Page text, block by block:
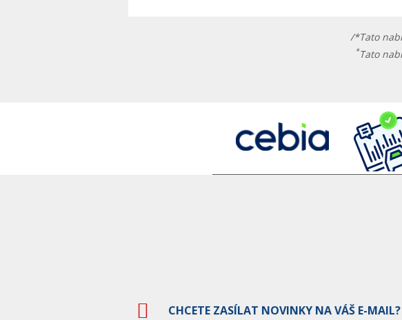
/*Tato
*Tato
CHCETE ZASÍLAT NOVINKY NA VÁŠ E-MAIL?